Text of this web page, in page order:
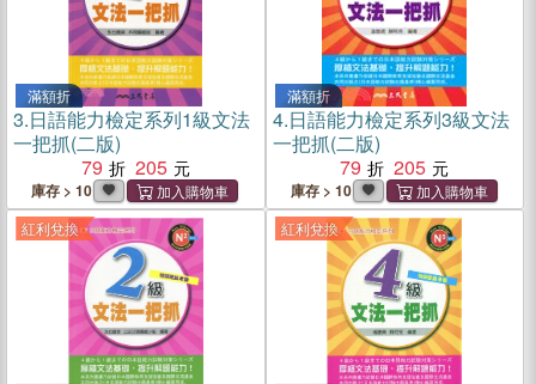
滿額折
3.日語能力檢定系列1級文法
一把抓(二版)
79
205
庫存 > 10
滿額折
4.日語能力檢定系列3級文法
一把抓(二版)
79
205
庫存 > 10
紅利兌換 紅利兌換